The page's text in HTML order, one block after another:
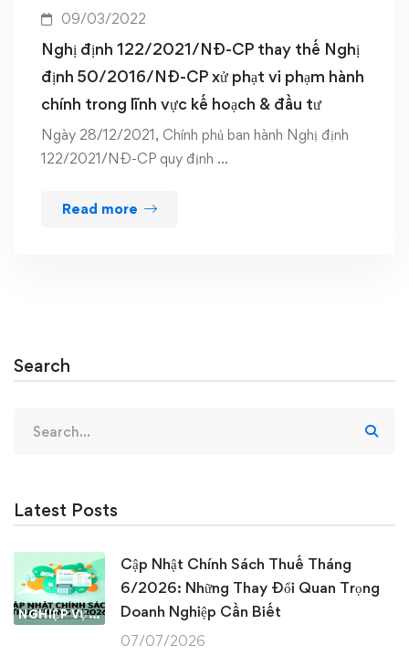
09/03/2022
Nghị định 122/2021/NĐ-CP thay thế Nghị
định 50/2016/NĐ-CP xử phạt vi phạm hành
chính trong lĩnh vực kế hoạch & đầu tư
Ngày 28/12/2021, Chính phủ ban hành Nghị định
122/2021/NĐ-CP quy định …
Read more
Search
for:
Latest Posts
NGHIỆP VỤ KẾ TOÁN & THUẾ
Cập Nhật Chính Sách Thuế Tháng
6/2026: Những Thay Đổi Quan Trọng
Doanh Nghiệp Cần Biết
07/07/2026